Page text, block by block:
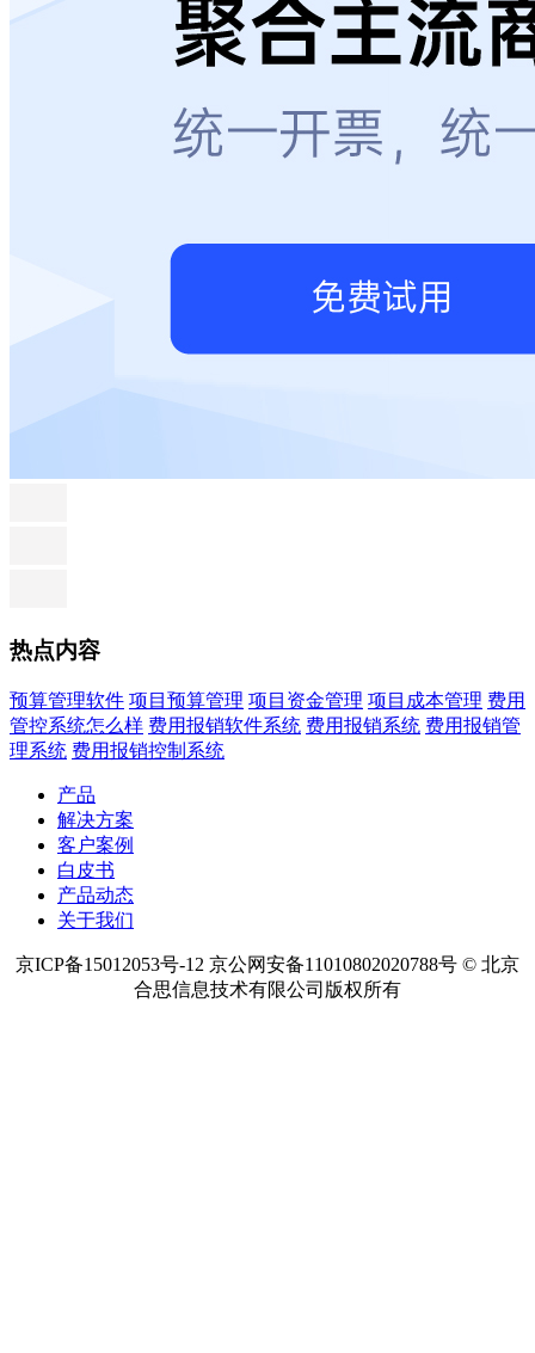
热点内容
预算管理软件 项目预算管理 项目资金管理 项目成本管理 费用
管控系统怎么样 费用报销软件系统 费用报销系统 费用报销管
理系统 费用报销控制系统
产品
解决方案
客户案例
白皮书
产品动态
关于我们
京ICP备15012053号-12 京公网安备11010802020788号 © 北京
合思信息技术有限公司版权所有